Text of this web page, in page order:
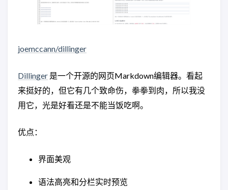
joemccann/dillinger
Dillinger 是一个开源的网页Markdown编辑器。看起
来挺好的，但它有几个致命伤，拳拳到肉，所以我没
用它，光是好看还是不能当饭吃啊。
优点：
界面美观
语法高亮和分栏实时预览